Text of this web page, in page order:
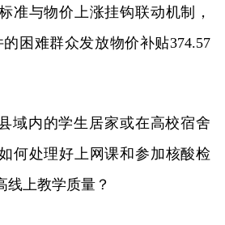
准与物价上涨挂钩联动机制，
的困难群众发放物价补贴374.57
域内的学生居家或在高校宿舍
何处理好上网课和参加核酸检
线上教学质量？